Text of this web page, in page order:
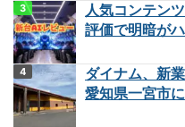
人気コンテン
評価で明暗が
ダイナム、新
愛知県一宮市